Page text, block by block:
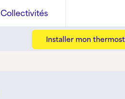
Collectivités
Installer mon